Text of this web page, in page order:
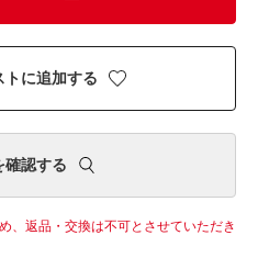
トに追加する
確認する
、返品・交換は不可とさせていただき